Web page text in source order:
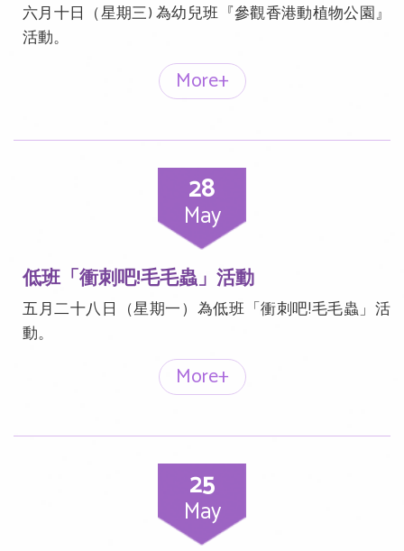
六月十日（星期三) 為幼兒班『參觀香港動植物公園』
活動。
More+
28
May
低班「衝刺吧!毛毛蟲」活動
五月二十八日（星期一）為低班「衝刺吧!毛毛蟲」活
動。
More+
25
May